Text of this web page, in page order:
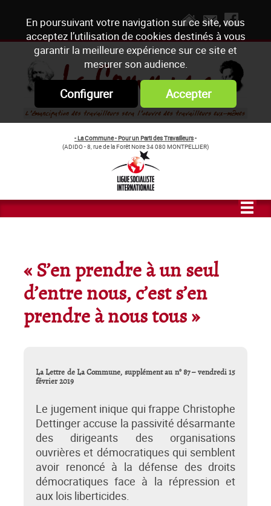
En poursuivant votre navigation sur ce site, vous
acceptez l’utilisation de cookies destinés à vous
garantir la meilleure expérience sur ce site et
mesurer son audience.
Configurer Accepter
- La Commune - Pour un Parti des Travailleurs-
(ADIDO - 8, rue de la Forêt Noire 34 080 MONTPELLIER)
« S’en prendre à un seul
d’entre nous, c’est s’en
prendre à nous tous »
La Lettre de La Commune, supplément au n° 87 – vendredi 15
février 2019
Le jugement inique qui frappe Christophe
Dettinger accuse la passivité désarmante
des dirigeants des organisations
ouvrières et démocratiques qui semblent
avoir renoncé à la défense des droits
démocratiques face à la répression et
aux lois liberticides.